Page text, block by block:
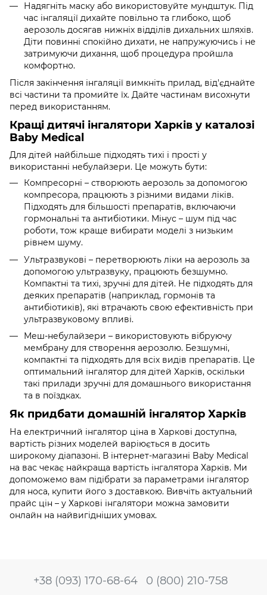
Надягніть маску або використовуйте мундштук. Під
час інгаляції дихайте повільно та глибоко, щоб
аерозоль досягав нижніх відділів дихальних шляхів.
Діти повинні спокійно дихати, не напружуючись і не
затримуючи дихання, щоб процедура пройшла
комфортно.
Після закінчення інгаляції вимкніть прилад, від'єднайте
всі частини та промийте їх. Дайте частинам висохнути
перед використанням.
Кращі дитячі інгалятори Харків у каталозі
Baby Medical
Для дітей найбільше підходять тихі і прості у
використанні небулайзери. Це можуть бути:
Компресорні – створюють аерозоль за допомогою
компресора, працюють з різними видами ліків.
Підходять для більшості препаратів, включаючи
гормональні та антибіотики. Мінус – шум під час
роботи, тож краще вибирати моделі з низьким
рівнем шуму.
Ультразвукові – перетворюють ліки на аерозоль за
допомогою ультразвуку, працюють безшумно.
Компактні та тихі, зручні для дітей. Не підходять для
деяких препаратів (наприклад, гормонів та
антибіотиків), які втрачають свою ефективність при
ультразвуковому впливі.
Меш-небулайзери – використовують вібруючу
мембрану для створення аерозолю. Безшумні,
компактні та підходять для всіх видів препаратів. Це
оптимальний інгалятор для дітей Харків, оскільки
такі прилади зручні для домашнього використання
та в поїздках.
Як придбати домашній інгалятор Харків
На електричний інгалятор ціна в Харкові доступна,
вартість різних моделей варіюється в досить
широкому діапазоні. В інтернет-магазині Baby Medical
на вас чекає найкраща вартість інгалятора Харків. Ми
допоможемо вам підібрати за параметрами інгалятор
для носа, купити його з доставкою. Вивчіть актуальний
прайс цін – у Харкові інгалятори можна замовити
онлайн на найвигідніших умовах.
+38 (093) 170-68-64 0 (800) 210-758